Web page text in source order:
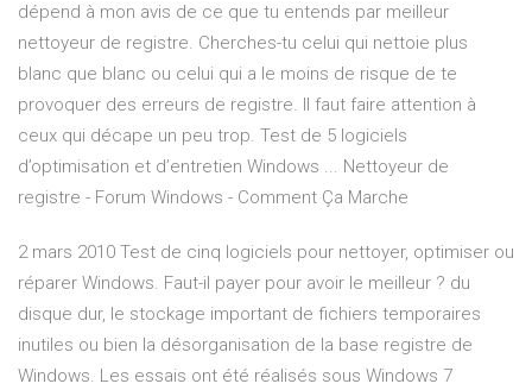
dépend à mon avis de ce que tu entends par meilleur
nettoyeur de registre. Cherches-tu celui qui nettoie plus
blanc que blanc ou celui qui a le moins de risque de te
provoquer des erreurs de registre. Il faut faire attention à
ceux qui décape un peu trop. Test de 5 logiciels
d’optimisation et d’entretien Windows ... Nettoyeur de
registre - Forum Windows - Comment Ça Marche
2 mars 2010 Test de cinq logiciels pour nettoyer, optimiser ou
réparer Windows. Faut-il payer pour avoir le meilleur ? du
disque dur, le stockage important de fichiers temporaires
inutiles ou bien la désorganisation de la base registre de
Windows. Les essais ont été réalisés sous Windows 7